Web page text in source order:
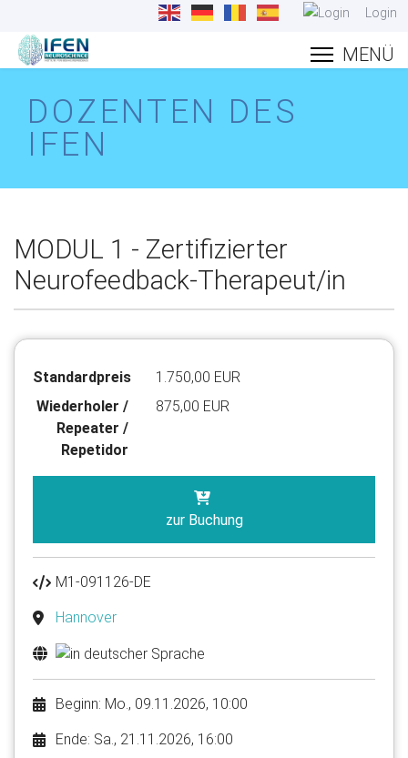
Login
DOZENTEN DES
IFEN
MODUL 1 - Zertifizierter
Neurofeedback-Therapeut/in
Standardpreis
1.750,00 EUR
Wiederholer /
Repeater /
Repetidor
875,00 EUR
zur Buchung
M1-091126-DE
Hannover
Beginn: Mo., 09.11.2026, 10:00
Ende: Sa., 21.11.2026, 16:00